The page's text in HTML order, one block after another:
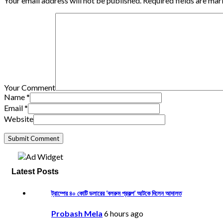
Your Comment
Name*
Email*
Website
Latest Posts
ট্রাম্পের ৪০ কোটি ডলারের ‘বলরুম প্রকল্প’ আটকে দিলেন আদালত
Probash Mela 6 hours ago